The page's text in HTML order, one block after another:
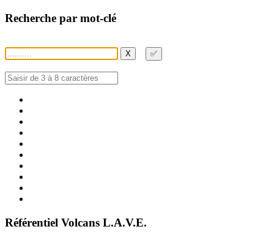
Recherche par mot-clé
X ✅
Référentiel Volcans L.A.V.E.